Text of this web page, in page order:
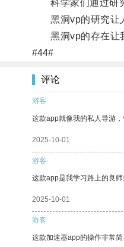
科学家们通过研究
黑洞vp的研究让人
黑洞vp的存在让我
#44#
评论
游客
这款app就像我的私人导游，
2025-10-01
游客
这款app是我学习路上的良
2025-10-01
游客
这款加速器app的操作非常简